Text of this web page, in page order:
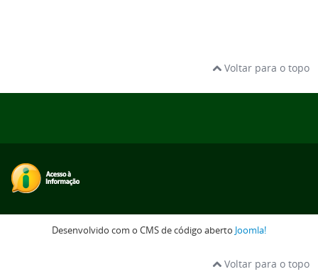
Voltar para o topo
Desenvolvido com o CMS de código aberto Joomla!
Voltar para o topo